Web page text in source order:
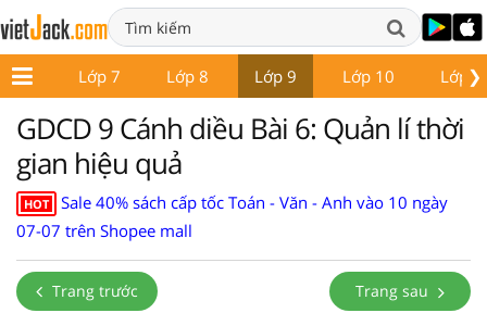
❯
6 Lớp 7 Lớp 8 Lớp 9 Lớp 10 Lớp
GDCD 9 Cánh diều Bài 6: Quản lí thời
gian hiệu quả
HOT
Sale 40% sách cấp tốc Toán - Văn - Anh vào 10 ngày
07-07 trên Shopee mall
Trang trước Trang sau